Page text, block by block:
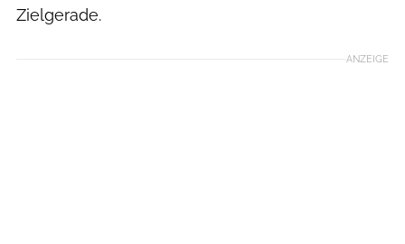
Zielgerade.
ANZEIGE